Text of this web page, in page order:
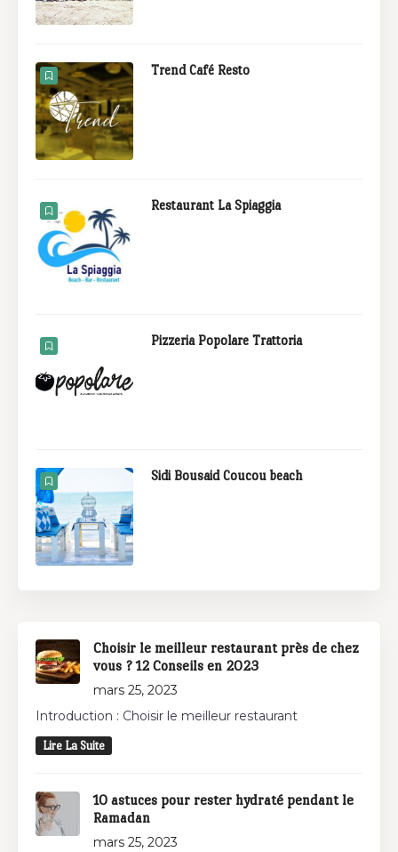
Trend Café Resto
Restaurant La Spiaggia
Pizzeria Popolare Trattoria
Sidi Bousaid Coucou beach
Choisir le meilleur restaurant près de chez
vous ? 12 Conseils en 2023
mars 25, 2023
Introduction : Choisir le meilleur restaurant
Lire La Suite
10 astuces pour rester hydraté pendant le
Ramadan
mars 25, 2023